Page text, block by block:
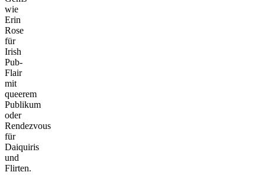
wie
Erin
Rose
für
Irish
Pub-
Flair
mit
queerem
Publikum
oder
Rendezvous
für
Daiquiris
und
Flirten.